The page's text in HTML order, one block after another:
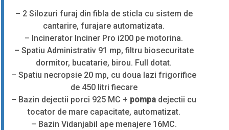
– 2 Silozuri furaj din fibla de sticla cu sistem de
cantarire, furajare automatizata.
– Incinerator Inciner Pro i200 pe motorina.
– Spatiu Administrativ 91 mp, filtru biosecuritate
dormitor, bucatarie, birou. Full dotat.
– Spatiu necropsie 20 mp, cu doua lazi frigorifice
de 450 litri fiecare
– Bazin dejectii porci 925 MC + pompa dejectii cu
tocator de mare capacitate, automatizat.
– Bazin Vidanjabil ape menajere 16MC.